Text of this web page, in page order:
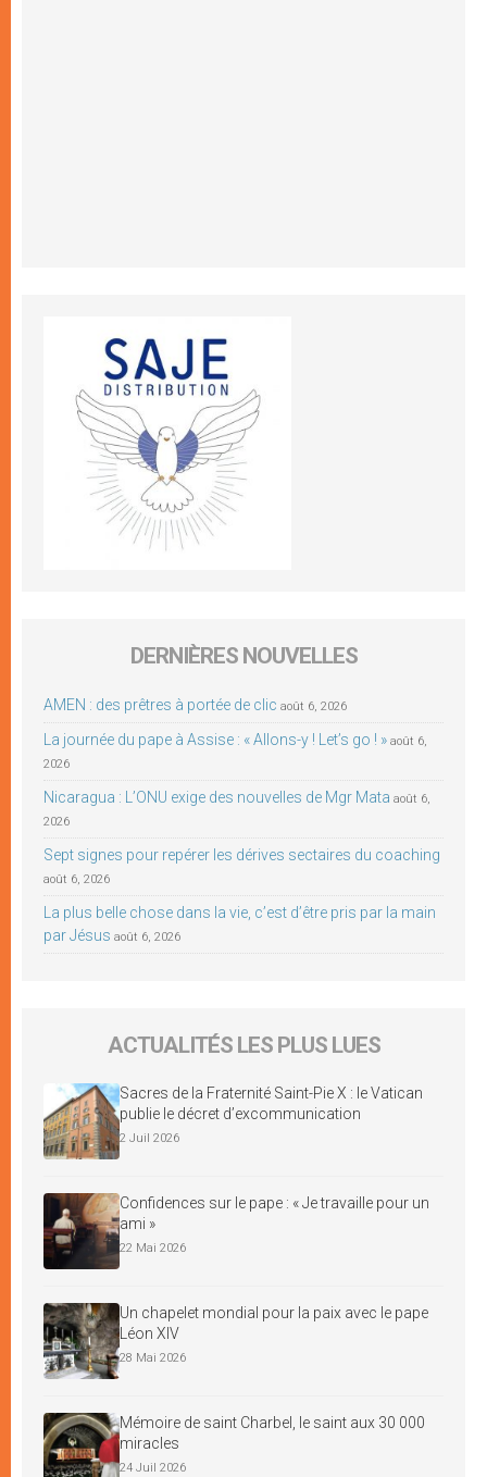
DERNIÈRES NOUVELLES
AMEN : des prêtres à portée de clic août 6, 2026
La journée du pape à Assise : « Allons-y ! Let’s go ! » août 6,
2026
Nicaragua : L’ONU exige des nouvelles de Mgr Mata août 6,
2026
Sept signes pour repérer les dérives sectaires du coaching
août 6, 2026
La plus belle chose dans la vie, c’est d’être pris par la main
par Jésus août 6, 2026
ACTUALITÉS LES PLUS LUES
Sacres de la Fraternité Saint-Pie X : le Vatican
publie le décret d’excommunication
2 Juil 2026
Confidences sur le pape : « Je travaille pour un
ami »
22 Mai 2026
Un chapelet mondial pour la paix avec le pape
Léon XIV
28 Mai 2026
Mémoire de saint Charbel, le saint aux 30 000
miracles
24 Juil 2026